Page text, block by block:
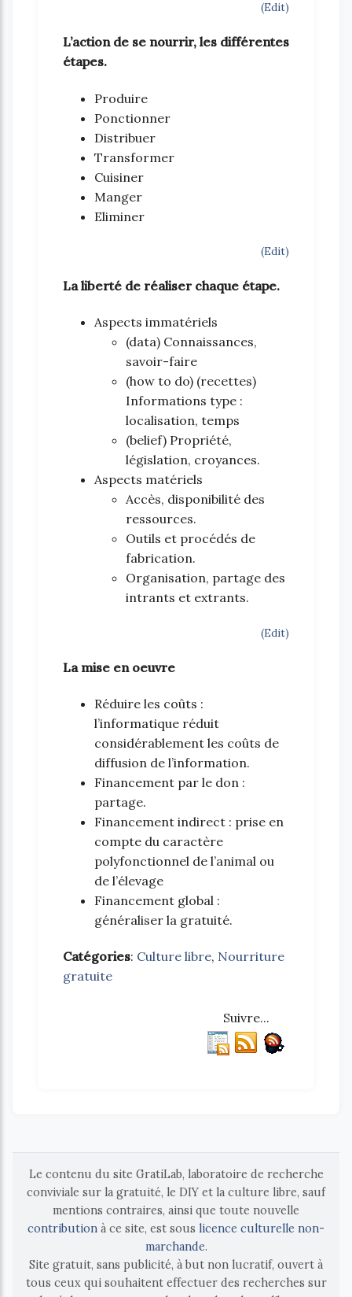
(Edit)
L’action de se nourrir, les différentes
étapes.
Produire
Ponctionner
Distribuer
Transformer
Cuisiner
Manger
Eliminer
(Edit)
La liberté de réaliser chaque étape.
Aspects immatériels
(data) Connaissances,
savoir-faire
(how to do) (recettes)
Informations type :
localisation, temps
(belief) Propriété,
législation, croyances.
Aspects matériels
Accès, disponibilité des
ressources.
Outils et procédés de
fabrication.
Organisation, partage des
intrants et extrants.
(Edit)
La mise en oeuvre
Réduire les coûts :
l’informatique réduit
considérablement les coûts de
diffusion de l’information.
Financement par le don :
partage.
Financement indirect : prise en
compte du caractère
polyfonctionnel de l’animal ou
de l’élevage
Financement global :
généraliser la gratuité.
Catégories: Culture libre, Nourriture
gratuite
Suivre...
Le contenu du site GratiLab, laboratoire de recherche
conviviale sur la gratuité, le DIY et la culture libre, sauf
mentions contraires, ainsi que toute nouvelle
contribution à ce site, est sous licence culturelle non-
marchande.
Site gratuit, sans publicité, à but non lucratif, ouvert à
tous ceux qui souhaitent effectuer des recherches sur